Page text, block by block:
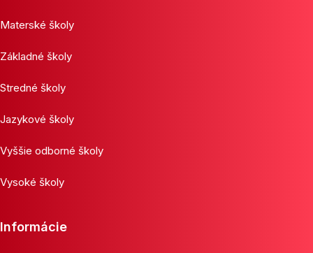
Materské školy
Základné školy
Stredné školy
Jazykové školy
Vyššie odborné školy
Vysoké školy
Informácie